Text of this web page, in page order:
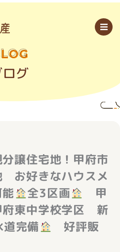
グ
譲住宅地！甲府市
お好きなハウスメ
全3区画
甲
府東中学校学区 新
道完備
好評販